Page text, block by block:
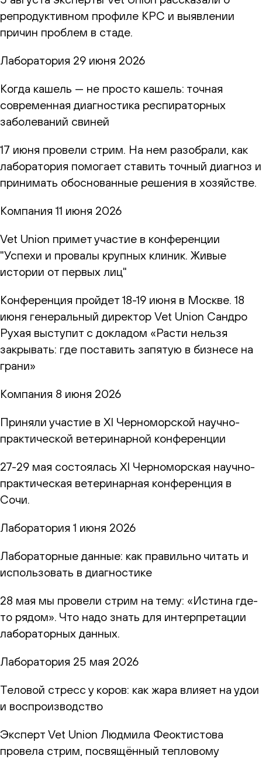
репродуктивном профиле КРС и выявлении
причин проблем в стаде.
Лаборатория 29 июня 2026
Когда кашель — не просто кашель: точная
современная диагностика респираторных
заболеваний свиней
17 июня провели стрим. На нем разобрали, как
лаборатория помогает ставить точный диагноз и
принимать обоснованные решения в хозяйстве.
Компания 11 июня 2026
Vet Union примет участие в конференции
"Успехи и провалы крупных клиник. Живые
истории от первых лиц"
Конференция пройдет 18-19 июня в Москве. 18
июня генеральный директор Vet Union Сандро
Рухая выступит с докладом «Расти нельзя
закрывать: где поставить запятую в бизнесе на
грани»
Компания 8 июня 2026
Приняли участие в XI Черноморской научно-
практической ветеринарной конференции
27-29 мая состоялась XI Черноморская научно-
практическая ветеринарная конференция в
Сочи.
Лаборатория 1 июня 2026
Лабораторные данные: как правильно читать и
использовать в диагностике
28 мая мы провели стрим на тему: «Истина где-
то рядом». Что надо знать для интерпретации
лабораторных данных.
Лаборатория 25 мая 2026
Теловой стресс у коров: как жара влияет на удои
и воспроизводство
Эксперт Vet Union Людмила Феоктистова
провела стрим, посвящённый тепловому